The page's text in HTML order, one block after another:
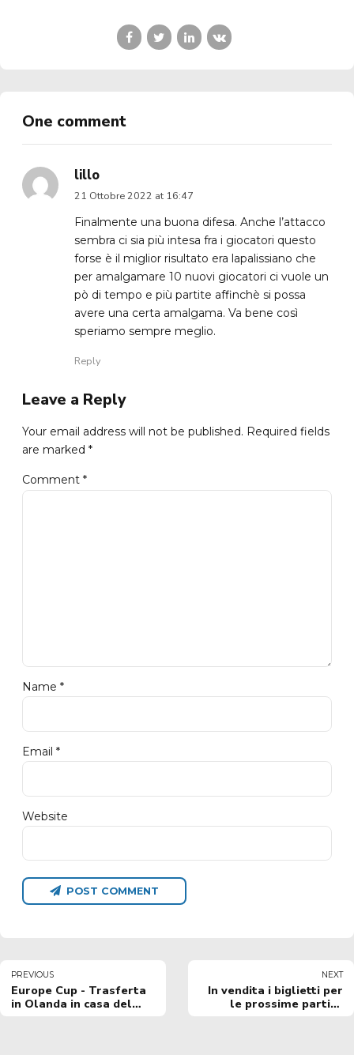
One comment
lillo
21 Ottobre 2022 at 16:47
Finalmente una buona difesa. Anche l’attacco
sembra ci sia più intesa fra i giocatori questo
forse è il miglior risultato era lapalissiano che
per amalgamare 10 nuovi giocatori ci vuole un
pò di tempo e più partite affinchè si possa
avere una certa amalgama. Va bene così
speriamo sempre meglio.
Reply
Leave a Reply
Your email address will not be published. Required fields
are marked *
Comment *
Name *
Email *
Website
POST COMMENT
PREVIOUS
Europe Cup - Trasferta
in Olanda in casa del
NEXT
In vendita i biglietti per
le prossime partite